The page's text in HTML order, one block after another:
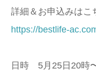
詳細＆お申込みはこ
https://bestlife-
日時 5月25日20時